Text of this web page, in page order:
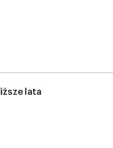
lata